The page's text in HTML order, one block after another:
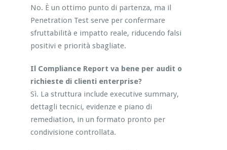
No. È un ottimo punto di partenza, ma il
Penetration Test serve per confermare
sfruttabilità e impatto reale, riducendo falsi
positivi e priorità sbagliate.
Il Compliance Report va bene per audit o
richieste di clienti enterprise?
Sì. La struttura include executive summary,
dettagli tecnici, evidenze e piano di
remediation, in un formato pronto per
condivisione controllata.